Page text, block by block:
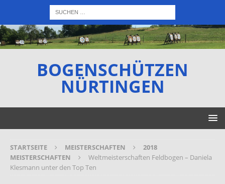
BOGENSCHÜTZEN
NÜRTINGEN
STARTSEITE MEISTERSCHAFTEN
2018
MEISTERSCHAFTEN
Weltmeisterschaften Feldbogen – Daniela
Klesmann unter den Top Ten